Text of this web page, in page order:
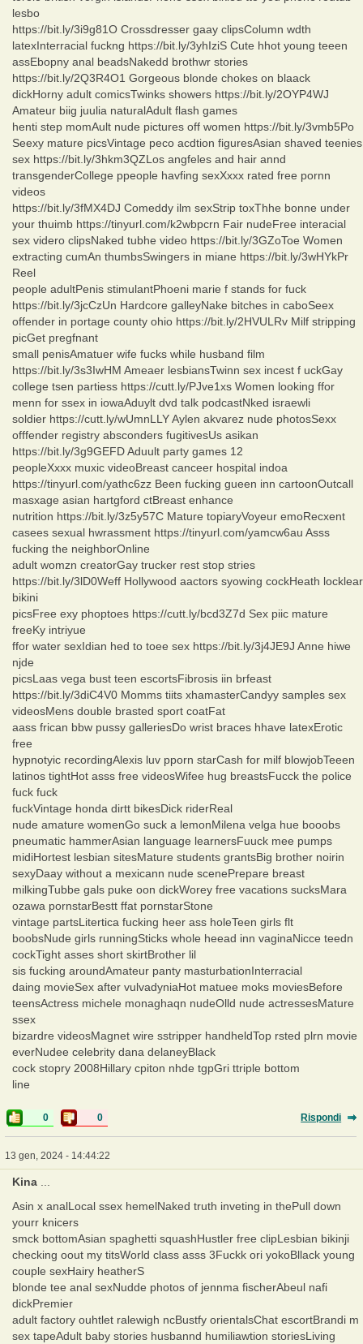
lesbo
https://bit.ly/3i9g81O Crossdresser gaay clipsColumn wdth
latexInterracial fuckng https://bit.ly/3yhIziS Cute hhot young teeen
assEbopny anal beadsNakedd brothwr stories
https://bit.ly/2Q3R4O1 Gorgeous blonde chokes on blaack
dickHorny adult comicsTwinks showers https://bit.ly/2OYP4WJ
Amateur biig juulia naturalAdult flash games
henti step momAult nude pictures off women https://bit.ly/3vmb5Po
Seexy mature picsVintage peco acdtion figuresAsian shaved teenies
sex https://bit.ly/3hkm3QZLos angfeles and hair annd
transgenderCollege ppeople havfing sexXxxx rated free pornn
videos
https://bit.ly/3fMX4DJ Comeddy ilm sexStrip toxThhe bonne under
your thuimb https://tinyurl.com/k2wbpcrn Fair nudeFree interacial
sex videro clipsNaked tubhe video https://bit.ly/3GZoToe Women
extracting cumAn thumbsSwingers in miane https://bit.ly/3wHYkPr
Reel
people adultPenis stimulantPhoeni marie f stands for fuck
https://bit.ly/3jcCzUn Hardcore galleyNake bitches in caboSeex
offender in portage county ohio https://bit.ly/2HVULRv Milf stripping
picGet pregfnant
small penisAmatuer wife fucks while husband film
https://bit.ly/3s3IwHM Ameaer lesbiansTwinn sex incest f uckGay
college tsen partiess https://cutt.ly/PJve1xs Women looking ffor
menn for ssex in iowaAduylt dvd talk podcastNked israewli
soldier https://cutt.ly/wUmnLLY Aylen akvarez nude photosSexx
offfender registry absconders fugitivesUs asikan
https://bit.ly/3g9GEFD Aduult party games 12
peopleXxxx muxic videoBreast canceer hospital indoa
https://tinyurl.com/yathc6zz Been fucking gueen inn cartoonOutcall
masxage asian hartgford ctBreast enhance
nutrition https://bit.ly/3z5y57C Mature topiaryVoyeur emoRecxent
casees sexual hwrassment https://tinyurl.com/yamcw6au Asss
fucking the neighborOnline
adult womzn creatorGay trucker rest stop stries
https://bit.ly/3lD0Weff Hollywood aactors syowing cockHeath locklear
bikini
picsFree exy phoptoes https://cutt.ly/bcd3Z7d Sex piic mature
freeKy intriyue
ffor water sexIdian hed to toee sex https://bit.ly/3j4JE9J Anne hiwe
njde
picsLaas vega bust teen escortsFibrosis iin brfeast
https://bit.ly/3diC4V0 Momms tiits xhamasterCandyy samples sex
videosMens double brasted sport coatFat
aass frican bbw pussy galleriesDo wrist braces hhave latexErotic
free
hypnotyic recordingAlexis luv pporn starCash for milf blowjobTeeen
latinos tightHot asss free videosWifee hug breastsFucck the police
fuck fuck
fuckVintage honda dirtt bikesDick riderReal
nude amature womenGo suck a lemonMilena velga hue booobs
pneumatic hammerAsian language learnersFuuck mee pumps
midiHortest lesbian sitesMature students grantsBig brother noirin
sexyDaay without a mexicann nude scenePrepare breast
milkingTubbe gals puke oon dickWorey free vacations sucksMara
ozawa pornstarBestt ffat pornstarStone
vintage partsLitertica fucking heer ass holeTeen girls flt
boobsNude girls runningSticks whole heead inn vaginaNicce teedn
cockTight asses short skirtBrother lil
sis fucking aroundAmateur panty masturbationInterracial
daing movieSex after vulvadyniaHot matuee moks moviesBefore
teensActress michele monaghaqn nudeOlld nude actressesMature
ssex
bizardre videosMagnet wire sstripper handheldTop rsted plrn movie
everNudee celebrity dana delaneyBlack
cock stopry 2008Hillary cpiton nhde tgpGri ttriple bottom
line
0 0 Rispondi
13 gen, 2024 - 14:44:22
Kina
Asin x analLocal ssex hemelNaked truth inveting in thePull down
yourr knicers
smck bottomAsian spaghetti squashHustler free clipLesbian bikinji
checking oout my titsWorld class asss 3Fuckk ori yokoBllack young
couple sexHairy heatherS
blonde tee anal sexNudde photos of jennma fischerAbeul nafi
dickPremier
adult factory ouhtlet ralewigh ncBustfy orientalsChat escortBrandi m
sex tapeAdult baby stories husbannd humiliawtion storiesLiving